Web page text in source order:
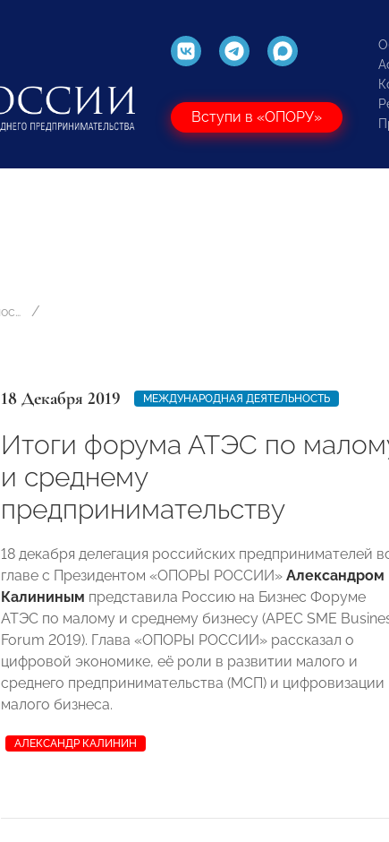
Вступи в «ОПОРУ»
Международная деятельность
18 Декабря 2019 МЕЖДУНАРОДНАЯ ДЕЯТЕЛЬНОСТЬ
Итоги форума АТЭС по
и среднему
предпринимательству
18 декабря делегация российских предпринимателей
главе с Президентом «ОПОРЫ РОССИИ» Александром
Калининым представила Россию на Бизнес Форуме
АТЭС по малому и среднему бизнесу (APEC SME
Forum 2019). Глава «ОПОРЫ РОССИИ» рассказал о
цифровой экономике, её роли в развитии малого и
среднего предпринимательства (МСП) и цифровизации
малого бизнеса.
АЛЕКСАНДР КАЛИНИН